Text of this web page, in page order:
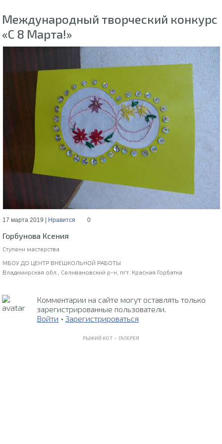
Международный творческий конкурс
«С 8 Марта!»
17 марта 2019 | Нравится 0
Горбунова Ксения
Ступени мастерства
МБОУ ДО ЦЕНТР ВНЕШКОЛЬНОЙ РАБОТЫ
Владимирская обл., Селивановский р-н, пгт. Красная Горбатка
Комментарии на сайте могут оставлять только
зарегистрированные пользователи.
Войти •Зарегистрироваться
РЫЖИЙ КОТ • ГАЛЕРЕЯ